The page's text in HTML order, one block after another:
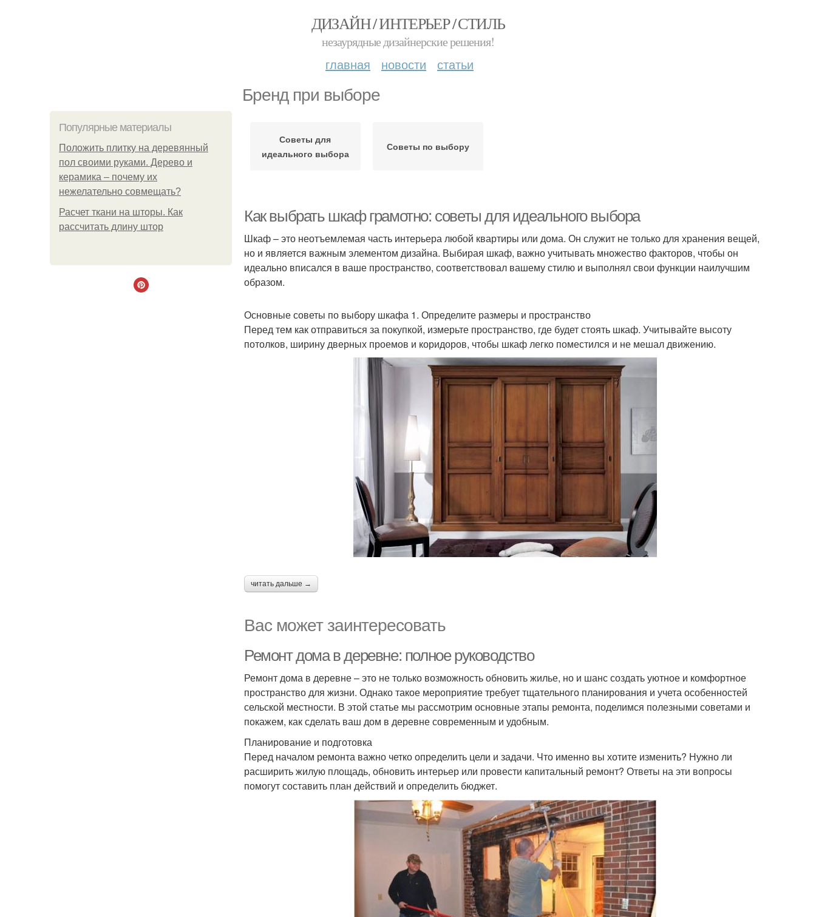
ДИЗАЙН / ИНТЕРЬЕР / СТИЛЬ
незаурядные дизайнерские решения!
главная новости статьи
Бренд при выборе
Популярные материалы
Положить плитку на деревянный
пол своими руками. Дерево и
керамика – почему их
нежелательно совмещать?
Расчет ткани на шторы. Как
рассчитать длину штор
Советы для
идеального выбора
Советы по выбору
Как выбрать шкаф грамотно: советы для идеального выбора
Шкаф – это неотъемлемая часть интерьера любой квартиры или дома. Он служит не только для хранения вещей,
но и является важным элементом дизайна. Выбирая шкаф, важно учитывать множество факторов, чтобы он
идеально вписался в ваше пространство, соответствовал вашему стилю и выполнял свои функции наилучшим
образом.
Основные советы по выбору шкафа 1. Определите размеры и пространство
Перед тем как отправиться за покупкой, измерьте пространство, где будет стоять шкаф. Учитывайте высоту
потолков, ширину дверных проемов и коридоров, чтобы шкаф легко поместился и не мешал движению.
читать дальше →
Вас может заинтересовать
Ремонт дома в деревне: полное руководство
Ремонт дома в деревне – это не только возможность обновить жилье, но и шанс создать уютное и комфортное
пространство для жизни. Однако такое мероприятие требует тщательного планирования и учета особенностей
сельской местности. В этой статье мы рассмотрим основные этапы ремонта, поделимся полезными советами и
покажем, как сделать ваш дом в деревне современным и удобным.
Планирование и подготовка
Перед началом ремонта важно четко определить цели и задачи. Что именно вы хотите изменить? Нужно ли
расширить жилую площадь, обновить интерьер или провести капитальный ремонт? Ответы на эти вопросы
помогут составить план действий и определить бюджет.